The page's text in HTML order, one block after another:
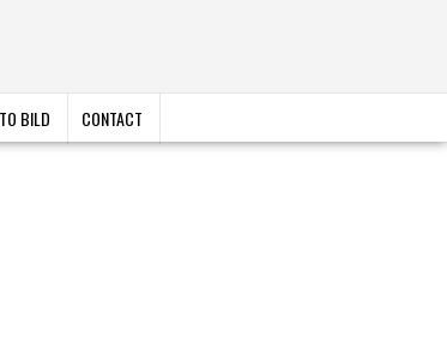
BILD CONTACT